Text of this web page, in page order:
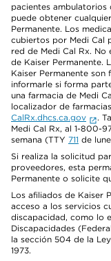
pacientes ambulatorios
puede obtener
Permanente. Los
cubiertos por Medi Cal
red de Medi Cal Rx. No
de Kaiser Permanente.
Kaiser Permanente son
informarle si forma
una farmacia de Medi
localizador de
CalRx.dhcs.ca.gov
.
Medi Cal Rx, al 1-800-
semana (TTY 711 de
Si realiza la solicitud
proveedores, esta
Permanente o solicite
Los afiliados de Kaiser
acceso a los servicios
discapacidad, como lo
Discapacidades
la sección 504 de la
1973.